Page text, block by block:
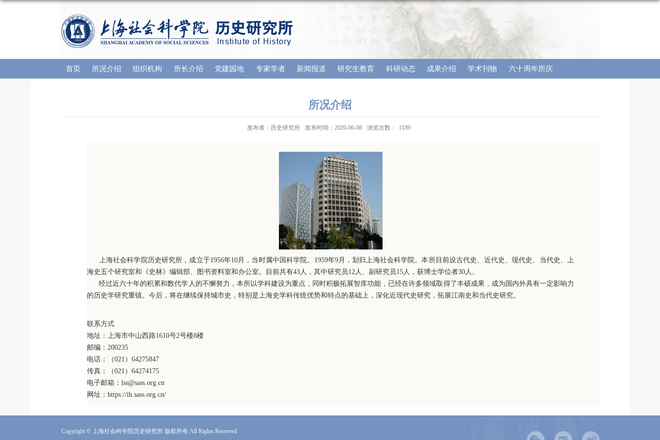
首页 所况介绍 组织机构 所长介绍 党建园地 专家学者 新闻报道 研究生教育 科研动态 成果介绍 学术刊物 六十周年所庆
所况介绍
发布者：历史研究所 发布时间：2020-06-08 浏览次数： 1189
上海社会科学院历史研究所，成立于1956年10月，当时属中国科学院。1959年9月，划归上海社会科学院。本所目前设古代史、近代史、现代史、当代史、上
海史五个研究室和《史林》编辑部、图书资料室和办公室。目前共有43人，其中研究员12人、副研究员15人，获博士学位者30人。
经过近六十年的积累和数代学人的不懈努力，本所以学科建设为重点，同时积极拓展智库功能，已经在许多领域取得了丰硕成果，成为国内外具有一定影响力
的历史学研究重镇。今后，将在继续保持城市史，特别是上海史学科传统优势和特点的基础上，深化近现代史研究，拓展江南史和当代史研究。
联系方式
地址：上海市中山西路1610号2号楼8楼
邮编：200235
电话：（021）64275847
传真：（021）64274175
电子邮箱： lss@sass.org.cn
网址： https://ih.sass.org.cn/
Copyright © 上海社会科学院历史研究所 版权所有 All Rights Reserved